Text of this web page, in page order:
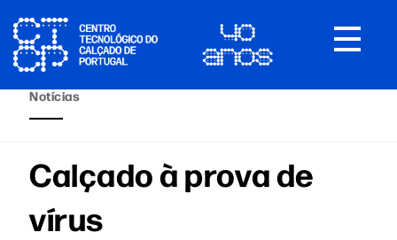
Toggle
Notícias
Calçado à prova de
vírus